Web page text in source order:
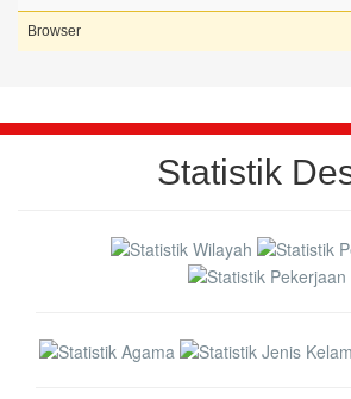
Browser
Statistik